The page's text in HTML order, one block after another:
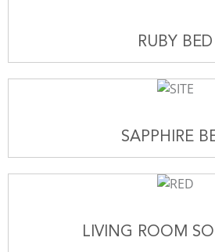
RUBY BED
SAPPHIRE
LIVING ROOM